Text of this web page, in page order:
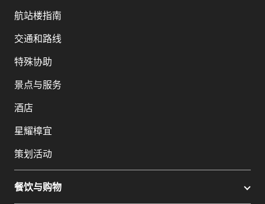
航站楼指南
交通和路线
特殊协助
景点与服务
酒店
星耀樟宜
策划活动
餐饮与购物